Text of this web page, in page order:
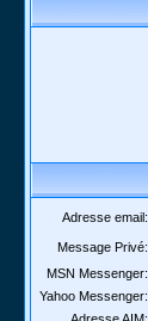
Adresse email:
Message Privé:
MSN Messenger:
Yahoo Messenger: